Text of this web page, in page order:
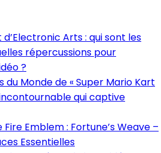
Arts : qui sont les
répercussions pour
?
du Monde de « Super Mario Kart
qui captive
Emblem : Fortune’s Weave –
Essentielles